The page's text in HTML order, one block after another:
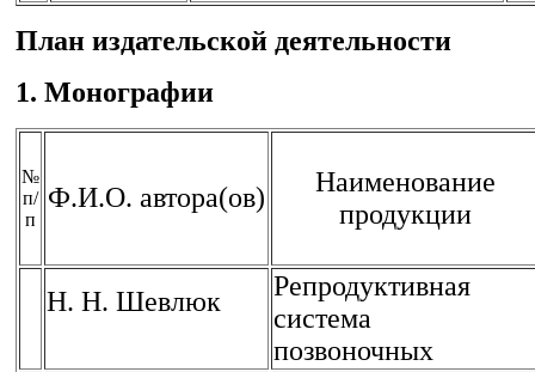
План издательской деятельности
1. Монографии
№
п/
п
Ф.И.О. автора(ов)
Наименование
продукции
Н. Н. Шевлюк
Репродуктивная
система
позвоночных